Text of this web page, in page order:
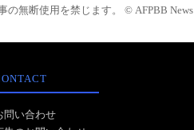
の無断使用を禁じます。 © AFPBB News
問い合わせ